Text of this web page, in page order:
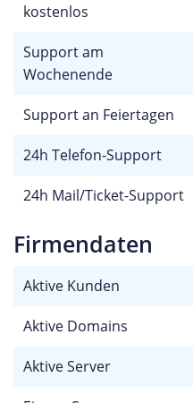
kostenlos
Support am
Wochenende
Support an Feiertagen
24h Telefon-Support
24h Mail/Ticket-Support
Firmendaten
Aktive Kunden
Aktive Domains
Aktive Server